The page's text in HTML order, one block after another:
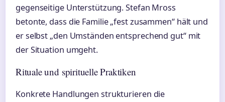
gegenseitige Unterstützung. Stefan Mross
betonte, dass die Familie „fest zusammen“ hält und
er selbst „den Umständen entsprechend gut“ mit
der Situation umgeht.
Rituale und spirituelle Praktiken
Konkrete Handlungen strukturieren die